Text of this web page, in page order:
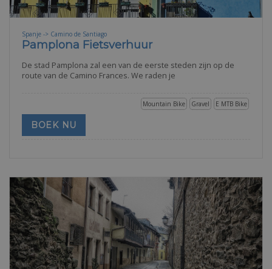
Spanje -> Camino de Santiago
Pamplona Fietsverhuur
De stad Pamplona zal een van de eerste steden zijn op de
route van de Camino Frances. We raden je
E MTB Bike
Gravel
Mountain Bike
BOEK NU